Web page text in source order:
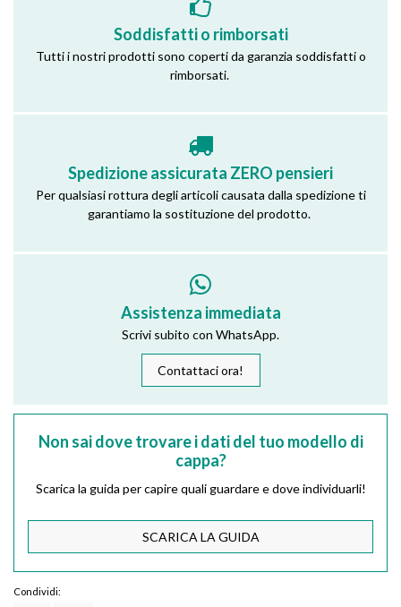
Soddisfatti o rimborsati
Tutti i nostri prodotti sono coperti da garanzia soddisfatti o
rimborsati.
Spedizione assicurata ZERO pensieri
Per qualsiasi rottura degli articoli causata dalla spedizione ti
garantiamo la sostituzione del prodotto.
Assistenza immediata
Scrivi subito con WhatsApp.
Contattaci ora!
Non sai dove trovare i dati del tuo modello di
cappa?
Scarica la guida per capire quali guardare e dove individuarli!
SCARICA LA GUIDA
Condividi: